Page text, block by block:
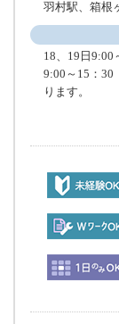
羽村駅、箱根
18、19日
9:00～15：
ります。